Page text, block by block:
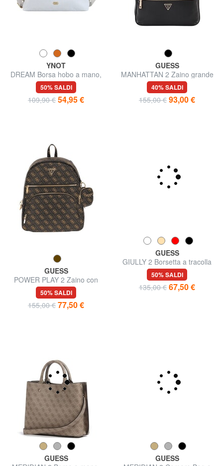
YNOT
DREAM Borsa hobo a mano,
con tracolla
50% SALDI
109,90 € 54,95 €
GUESS
MANHATTAN 2 Zaino grande
a 2 scomparti
40% SALDI
155,00 € 93,00 €
GUESS
POWER PLAY 2 Zaino con
tasca e pouch
50% SALDI
155,00 € 77,50 €
GUESS
GIULLY 2 Borsetta a tracolla
50% SALDI